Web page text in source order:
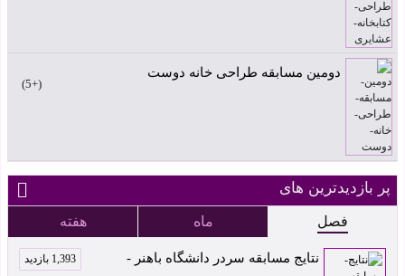
دومین مسابقه طراحی خانه دوست
+5
پر بازدیدترین های
فصل ماه هفته
نتایج مسابقه سردر دانشگاه باهنر - 1,393 بازدید